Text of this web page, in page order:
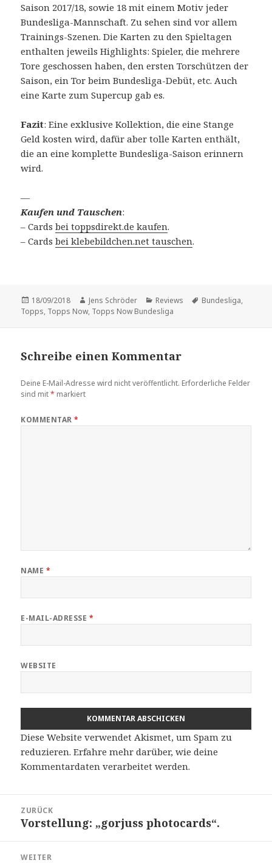
Saison 2017/18, sowie 18 mit einem Motiv jeder
Bundesliga-Mannschaft. Zu sehen sind vor allem
Trainings-Szenen. Die Karten zu den Spieltagen
enthalten jeweils Highlights: Spieler, die mehrere
Tore geschossen haben, den ersten Torschützen der
Saison, ein Tor beim Bundesliga-Debüt, etc. Auch
eine Karte zum Supercup gab es.
Fazit: Eine exklusive Kollektion, die eine Stange
Geld kosten wird, dafür aber tolle Karten enthält,
die an eine komplette Bundesliga-Saison erinnern
wird.
—
Kaufen und Tauschen:
– Cardsbei toppsdirekt.de kaufen.
– Cardsbei klebebildchen.net tauschen.
Veröffentlicht
am
18/09/2018 Autor
Jens Schröder Kategorien
Reviews Schlagwörter
Bundesliga,
Topps, Topps Now, Topps Now Bundesliga
Schreibe einen Kommentar
Deine E-Mail-Adresse wird nicht veröffentlicht. Erforderliche Felder
sind mit* markiert
KOMMENTAR*
NAME *
E-MAIL-ADRESSE *
WEBSITE
Diese Website verwendet Akismet, um Spam zu
reduzieren.Erfahre mehr darüber, wie deine
Kommentardaten verarbeitet werden.
ZURÜCK
Vorheriger
Vorstellung: „gorjuss photocards“.
WEITER